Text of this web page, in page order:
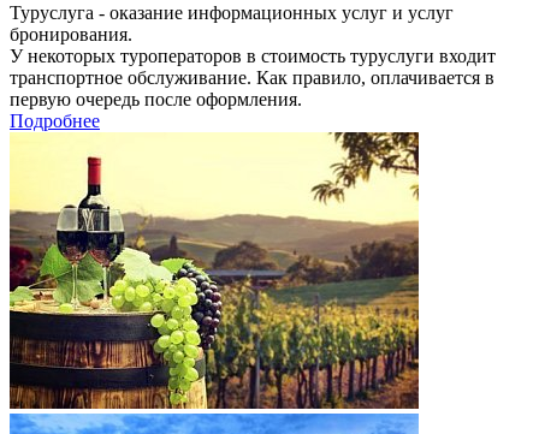
Туруслуга - оказание информационных услуг и услуг
бронирования.
У некоторых туроператоров в стоимость туруслуги входит
транспортное обслуживание. Как правило, оплачивается в
первую очередь после оформления.
Подробнее